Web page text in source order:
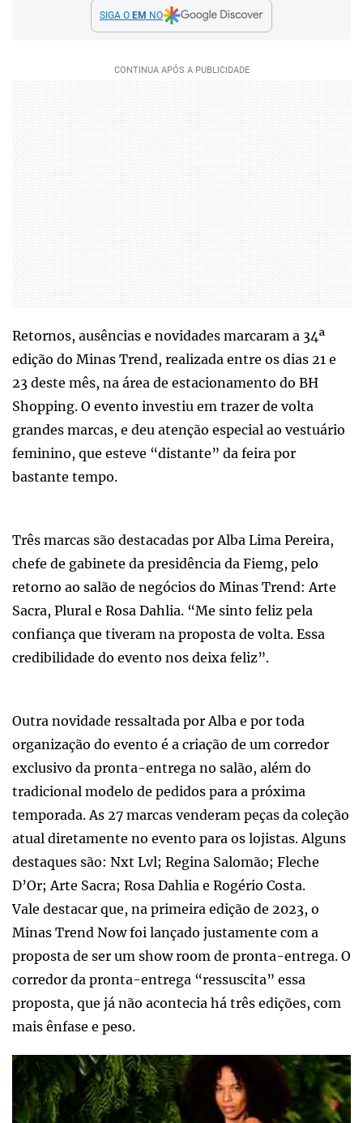
SIGA O EM NO
Retornos, ausências e novidades marcaram a 34ª
edição do Minas Trend, realizada entre os dias 21 e
23 deste mês, na área de estacionamento do BH
Shopping. O evento investiu em trazer de volta
grandes marcas, e deu atenção especial ao vestuário
feminino, que esteve “distante” da feira por
bastante tempo.
Três marcas são destacadas por Alba Lima Pereira,
chefe de gabinete da presidência da Fiemg, pelo
retorno ao salão de negócios do Minas Trend: Arte
Sacra, Plural e Rosa Dahlia. “Me sinto feliz pela
confiança que tiveram na proposta de volta. Essa
credibilidade do evento nos deixa feliz”.
Outra novidade ressaltada por Alba e por toda
organização do evento é a criação de um corredor
exclusivo da pronta-entrega no salão, além do
tradicional modelo de pedidos para a próxima
temporada. As 27 marcas venderam peças da coleção
atual diretamente no evento para os lojistas. Alguns
destaques são: Nxt Lvl; Regina Salomão; Fleche
D’Or; Arte Sacra; Rosa Dahlia e Rogério Costa.
Vale destacar que, na primeira edição de 2023, o
Minas Trend Now foi lançado justamente com a
proposta de ser um show room de pronta-entrega. O
corredor da pronta-entrega “ressuscita” essa
proposta, que já não acontecia há três edições, com
mais ênfase e peso.